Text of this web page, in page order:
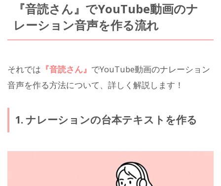
『音読さん』でYouTube動画のナ
レーション音声を作る流れ
それでは 『音読さん』 でYouTube動画のナレーション
音声を作る方法について、詳しく解説します！
1. ナレーションの台本テキストを作る